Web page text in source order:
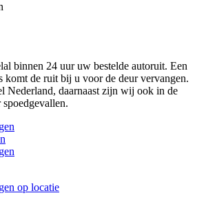
binnen 24 uur uw bestelde autoruit. Een
komt de ruit bij u voor de deur vervangen.
Nederland, daarnaast zijn wij ook in de
op locatie